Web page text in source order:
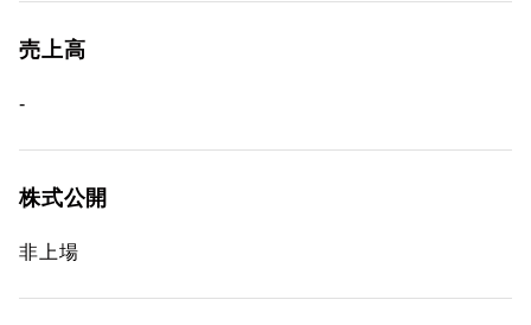
売上高
-
株式公開
非上場